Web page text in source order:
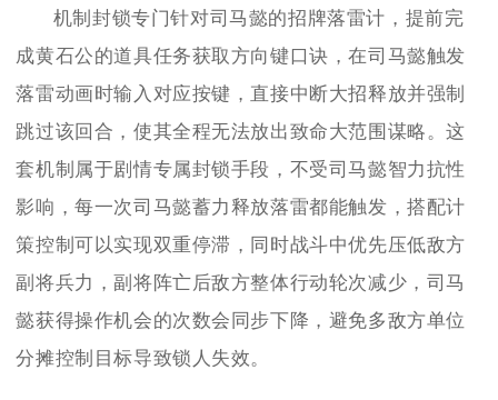
机制封锁专门针对司马懿的招牌落雷计，提前完
成黄石公的道具任务获取方向键口诀，在司马懿触发
落雷动画时输入对应按键，直接中断大招释放并强制
跳过该回合，使其全程无法放出致命大范围谋略。这
套机制属于剧情专属封锁手段，不受司马懿智力抗性
影响，每一次司马懿蓄力释放落雷都能触发，搭配计
策控制可以实现双重停滞，同时战斗中优先压低敌方
副将兵力，副将阵亡后敌方整体行动轮次减少，司马
懿获得操作机会的次数会同步下降，避免多敌方单位
分摊控制目标导致锁人失效。